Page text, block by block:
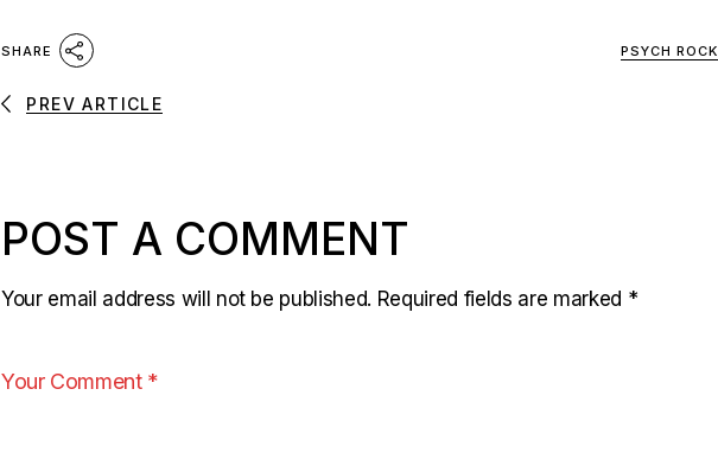
SHARE PSYCH ROCK
PREV ARTICLE
POST A COMMENT
Your email address will not be published. Required fields are marked *